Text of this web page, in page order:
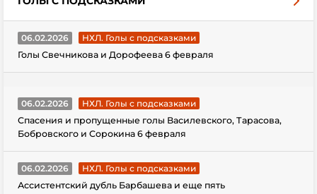
06.02.2026
НХЛ. Голы с подсказками
Голы Свечникова и Дорофеева 6 февраля
06.02.2026
НХЛ. Голы с подсказками
Спасения и пропущенные голы Василевского, Тарасова,
Бобровского и Сорокина 6 февраля
06.02.2026
НХЛ. Голы с подсказками
Ассистентский дубль Барбашева и еще пять